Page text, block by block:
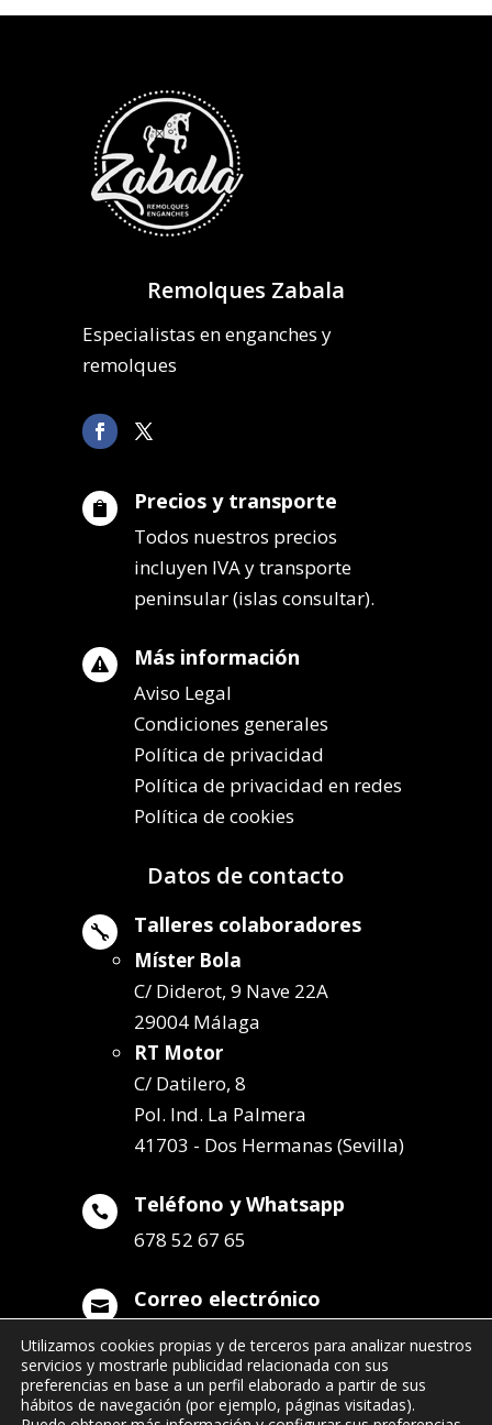
Remolques Zabala
Especialistas en enganches y
remolques
 Precios y transporte
Todos nuestros precios
incluyen IVA y transporte
peninsular (islas consultar).
 Más información
Aviso Legal
Condiciones generales
Política de privacidad
Política de privacidad en redes
Política de cookies
Datos de contacto
 Talleres colaboradores
Míster Bola
C/ Diderot, 9 Nave 22A
29004 Málaga
RT Motor
C/ Datilero, 8
Pol. Ind. La Palmera
41703 - Dos Hermanas (Sevilla)
 Teléfono y Whatsapp
678 52 67 65
 Correo electrónico
info@remolqueszabala.com
Utilizamos cookies propias y de terceros para analizar nuestros
servicios y mostrarle publicidad relacionada con sus
preferencias en base a un perfil elaborado a partir de sus
hábitos de navegación (por ejemplo, páginas visitadas).